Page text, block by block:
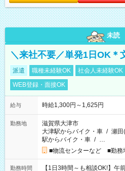
未読
＼来社不要／単発1日OK＊
派遣 職種未経験OK 社会人未経験OK
WEB登録・面接OK
給与 時給1,300円～1,625円
勤務地
滋賀県大津市
大津駅からバイク・車 / 瀬田
駅からバイク・車 / …
■物流センターなど ■勤務
勤務時間
【1日3時間～も相談OK!】午